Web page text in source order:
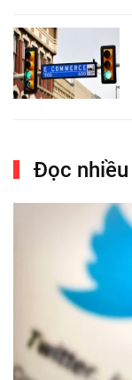
Đọc nhiều